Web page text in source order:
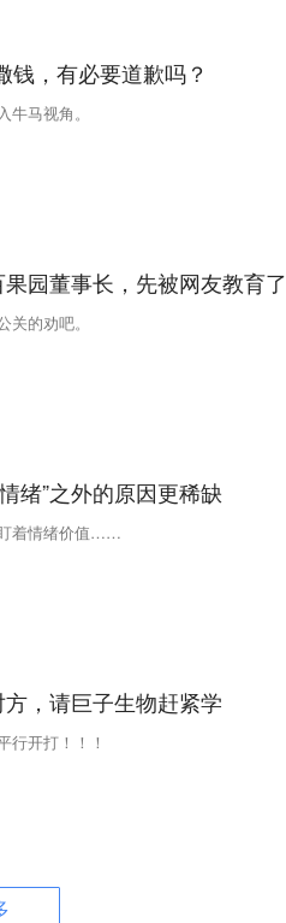
钱，有必要道歉吗？
马视角。
果园董事长，先被网友教育了
的劝吧。
绪”之外的原因更稀缺
着情绪价值……
方，请巨子生物赶紧学
行开打！！！